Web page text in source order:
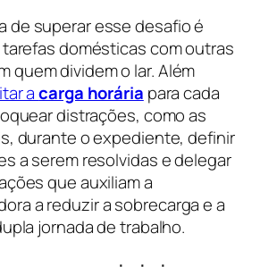
de superar esse desafio é
domésticas com outras
quem dividem o lar. Além
acarga horária para cada
distrações, como as
durante o expediente, definir
a serem resolvidas e delegar
que auxiliam a
a reduzir a sobrecarga e a
jornada de trabalho.